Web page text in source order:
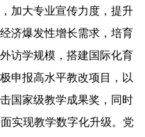
加大专业宣传力度，提升
济爆发性增长需求，培育
访学规模，搭建国际化育
申报高水平教改项目，以
国家级教学成果奖，同时
实现教学数字化升级。党